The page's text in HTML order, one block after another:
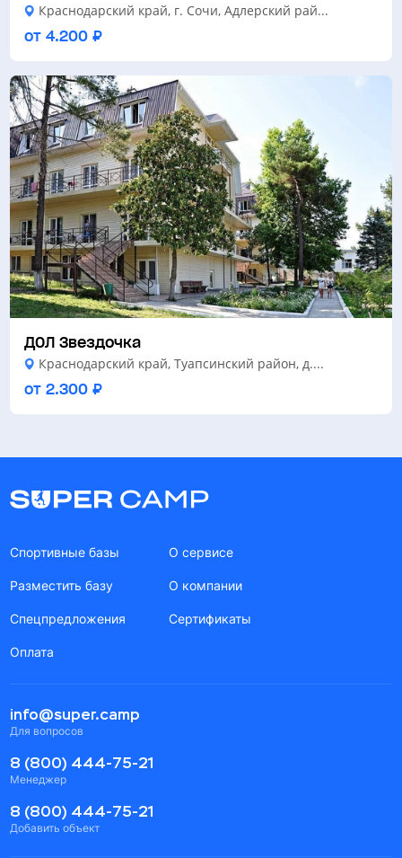
Краснодарский край, г. Сочи, Адлерский рай...
от 4.200 ₽
ДОЛ Звездочка
Краснодарский край, Туапсинский район, д....
от 2.300 ₽
Спортивные базы
Разместить базу
Спецпредложения
Оплата
О сервисе
О компании
Сертификаты
info@super.camp
Для вопросов
8 (800) 444-75-21
Менеджер
8 (800) 444-75-21
Добавить объект